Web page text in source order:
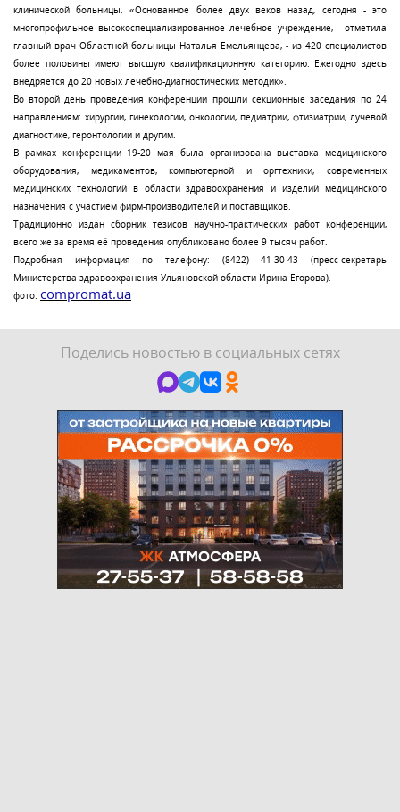
клинической больницы. «Основанное более двух веков назад, сегодня - это
многопрофильное высокоспециализированное лечебное учреждение, - отметила
главный врач Областной больницы Наталья Емельянцева, - из 420 специалистов
более половины имеют высшую квалификационную категорию. Ежегодно здесь
внедряется до 20 новых лечебно-диагностических методик».
Во второй день проведения конференции прошли секционные заседания по 24
направлениям: хирургии, гинекологии, онкологии, педиатрии, фтизиатрии, лучевой
диагностике, геронтологии и другим.
В рамках конференции 19-20 мая была организована выставка медицинского
оборудования, медикаментов, компьютерной и оргтехники, современных
медицинских технологий в области здравоохранения и изделий медицинского
назначения с участием фирм-производителей и поставщиков.
Традиционно издан сборник тезисов научно-практических работ конференции,
всего же за время её проведения опубликовано более 9 тысяч работ.
Подробная информация по телефону: (8422) 41-30-43 (пресс-секретарь
Министерства здравоохранения Ульяновской области Ирина Егорова).
фото: compromat.ua
Поделись новостью в социальных сетях